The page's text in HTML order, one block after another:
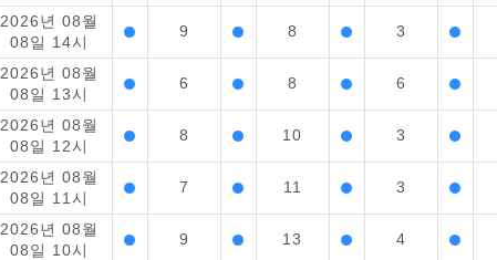
2026년 08월
08일 14시
9 8 3
2026년 08월
08일 13시
6 8 6
2026년 08월
08일 12시
8 10 3
2026년 08월
08일 11시
7 11 3
2026년 08월
08일 10시
9 13 4